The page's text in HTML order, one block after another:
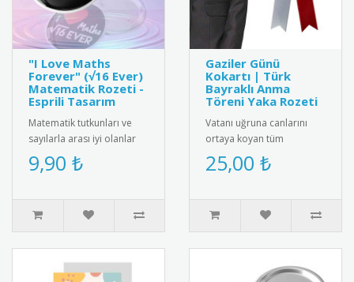
"I Love Maths
Forever" (√16 Ever)
Matematik Rozeti -
Esprili Tasarım
Matematik tutkunları ve
sayılarla arası iyi olanlar
için harika bir kelime
oyunu içeren "I ❤️ Maths ..
9,90 ₺
Gaziler Günü
Kokartı | Türk
Bayraklı Anma
Töreni Yaka Rozeti
Vatanı uğruna canlarını
ortaya koyan tüm
gazilerimizin Gaziler Günü
Kutlu Olsun" mesajı ve
25,00 ₺